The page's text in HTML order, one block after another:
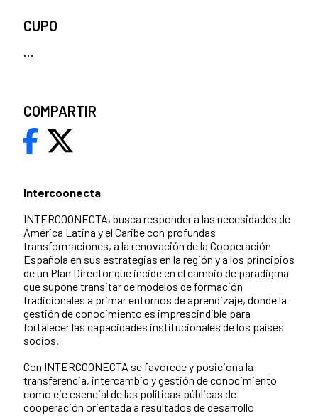
Intercoonecta
INTERCOONECTA, busca responder a las necesidades de
América Latina y el Caribe con profundas
transformaciones, a la renovación de la Cooperación
Española en sus estrategias en la región y a los principios
de un Plan Director que incide en el cambio de paradigma
que supone transitar de modelos de formación
tradicionales a primar entornos de aprendizaje, donde la
gestión de conocimiento es imprescindible para
fortalecer las capacidades institucionales de los países
socios.​​
​Con INTERCOONECTA se favorece y posiciona la
transferencia, intercambio y gestión de conocimiento
como eje esencial de las políticas públicas de
cooperación orientada a resultados de desarrollo
CUPO
...
COMPARTIR